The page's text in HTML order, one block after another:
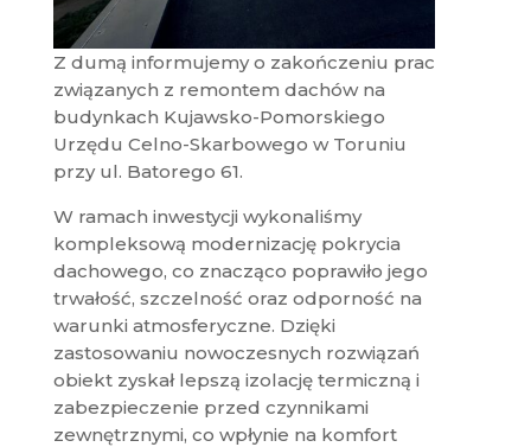
Z dumą informujemy o zakończeniu prac
związanych z remontem dachów na
budynkach Kujawsko-Pomorskiego
Urzędu Celno-Skarbowego w Toruniu
przy ul. Batorego 61.
W ramach inwestycji wykonaliśmy
kompleksową modernizację pokrycia
dachowego, co znacząco poprawiło jego
trwałość, szczelność oraz odporność na
warunki atmosferyczne. Dzięki
zastosowaniu nowoczesnych rozwiązań
obiekt zyskał lepszą izolację termiczną i
zabezpieczenie przed czynnikami
zewnętrznymi, co wpłynie na komfort